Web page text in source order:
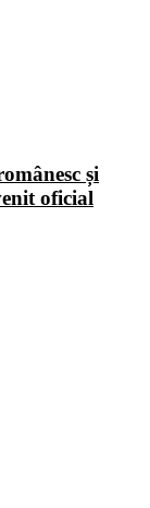
și
oficial